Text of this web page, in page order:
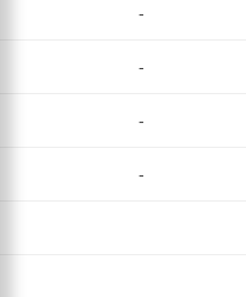
-
-
-
-